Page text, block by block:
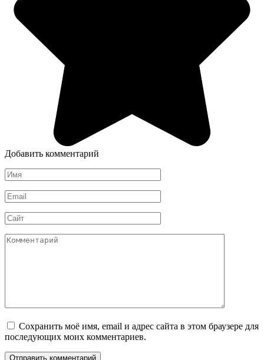
Добавить комментарий
Имя
*
Email
*
Сайт
Комментарий
Сохранить моё имя, email и адрес сайта в этом браузере для
последующих моих комментариев.